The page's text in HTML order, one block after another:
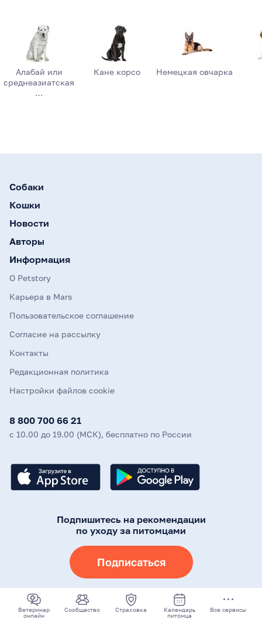
Ветеринар
онлайн
Сообщество Страховка
Календарь
питомца
Все сервисы
Алабай или
среднеазиатская
…
Кане корсо Немецкая овчарка
Собаки
Кошки
Новости
Авторы
Информация
О Petstory
Карьера в Mars
Пользовательское соглашение
Согласие на рассылку
Контакты
Редакционная политика
Настройки файлов cookie
8 800 700 66 21
с 10.00 до 19.00 (МСК), бесплатно по России
Подпишитесь на рекомендации
по уходу за питомцами
Подписаться
2026 Mars, Incorporated и дочерние компании. Все права
защищены